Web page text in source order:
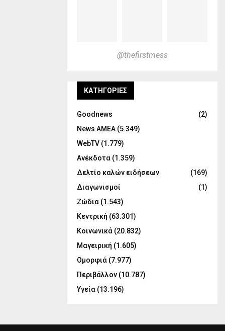
@thefirstmess
KΑΤΗΓΟΡΊΕΣ
Goodnews
(2)
News ΑΜΕΑ (5.349)
WebTV (1.779)
Ανέκδοτα (1.359)
Δελτίο καλών ειδήσεων
(169)
Διαγωνισμοί
(1)
Ζώδια (1.543)
Κεντρική (63.301)
Κοινωνικά (20.832)
Μαγειρική (1.605)
Ομορφιά (7.977)
Περιβάλλον (10.787)
Υγεία (13.196)